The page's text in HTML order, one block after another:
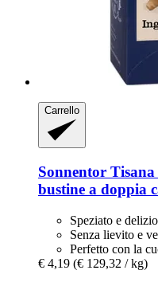
Carrello
Sonnentor Tisana
bustine a doppia
Speziato e
Senza lievito e
Perfetto con la
€ 4,19 (€ 129,32 / kg)